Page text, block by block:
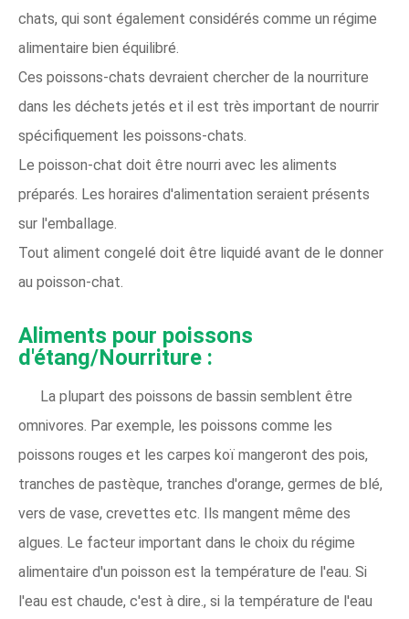
chats, qui sont également considérés comme un régime
alimentaire bien équilibré.
Ces poissons-chats devraient chercher de la nourriture
dans les déchets jetés et il est très important de nourrir
spécifiquement les poissons-chats.
Le poisson-chat doit être nourri avec les aliments
préparés. Les horaires d'alimentation seraient présents
sur l'emballage.
Tout aliment congelé doit être liquidé avant de le donner
au poisson-chat.
Aliments pour poissons
d'étang/Nourriture :
La plupart des poissons de bassin semblent être
omnivores. Par exemple, les poissons comme les
poissons rouges et les carpes koï mangeront des pois,
tranches de pastèque, tranches d'orange, germes de blé,
vers de vase, crevettes etc. Ils mangent même des
algues. Le facteur important dans le choix du régime
alimentaire d'un poisson est la température de l'eau. Si
l'eau est chaude, c'est à dire., si la température de l'eau